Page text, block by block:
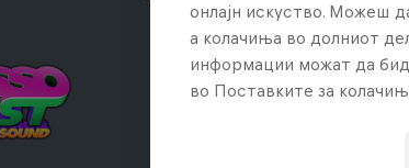
онлајн искуство. Можеш
а колачиња во долниот
информации можат да
во Поставките за